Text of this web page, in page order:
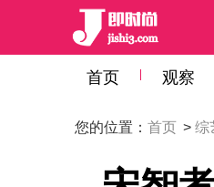
首页 观察
您的位置： 首页 > 综